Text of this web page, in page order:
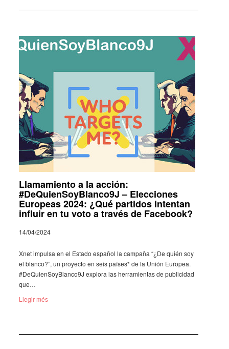
Llamamiento a la acción:
#DeQuienSoyBlanco9J – Elecciones
Europeas 2024: ¿Qué partidos intentan
influir en tu voto a través de Facebook?
14/04/2024
Xnet impulsa en el Estado espa­ñol la campaña “¿De quién soy
el blanco?”, un proyecto en seis países* de la Unión Euro­pea.
#DeQuien­So­yBlan­co9J explora las herra­mien­tas de publi­ci­dad
que…
Llegir més